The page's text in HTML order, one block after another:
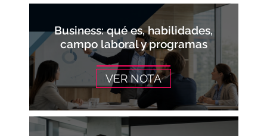
Business: qué es, habilidades,
campo laboral y programas
VER NOTA